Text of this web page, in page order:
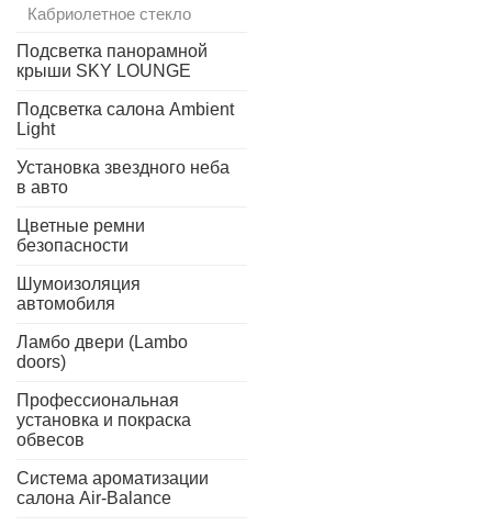
Кабриолетное стекло
Подсветка панорамной
крыши SKY LOUNGE
Подсветка салона Ambient
Light
Установка звездного неба
в авто
Цветные ремни
безопасности
Шумоизоляция
автомобиля
Ламбо двери (Lambo
doors)
Профессиональная
установка и покраска
обвесов
Система ароматизации
салона Air-Balance